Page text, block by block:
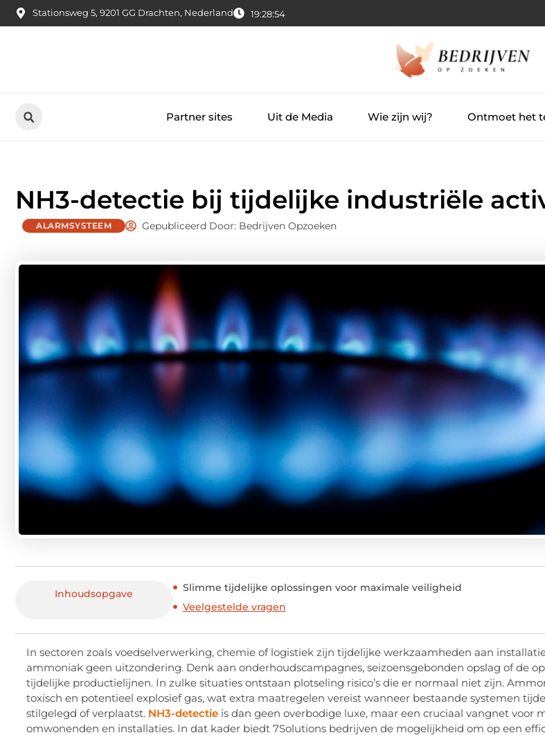
Stationsweg 5, 9201 GG Drachten, Nederland 19:28:55
Partner sites Uit de Media Wie zijn wij? Ontmoet het
NH3-detectie bij tijdelijke industriële
ALARMSYSTEEM Gepubliceerd Door: Bedrijven Opzoeken
Inhoudsopgave
Slimme tijdelijke oplossingen voor maximale veiligheid
Veelgestelde vragen
In sectoren zoals voedselverwerking, chemie of logistiek zijn tijdelijke werkzaamheden aan
ammoniak geen uitzondering. Denk aan onderhoudscampagnes, seizoensgebonden opslag of de
tijdelijke productielijnen. In zulke situaties ontstaan plotseling risico’s die er normaal niet zijn.
toxisch en potentieel explosief gas, wat extra maatregelen vereist wanneer bestaande systemen
stilgelegd of verplaatst. NH3-detectie is dan geen overbodige luxe, maar een cruciaal vangnet voor
omwonenden en installaties. In dat kader biedt 7Solutions bedrijven de mogelijkheid om op een